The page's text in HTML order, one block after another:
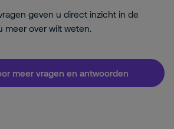
geven u direct inzicht in de
meer over wilt weten.
meer vragen en antwoorden